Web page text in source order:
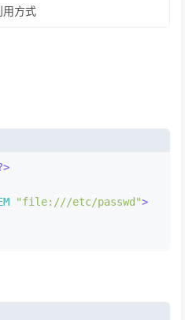
用方式
"file:///etc/passwd">